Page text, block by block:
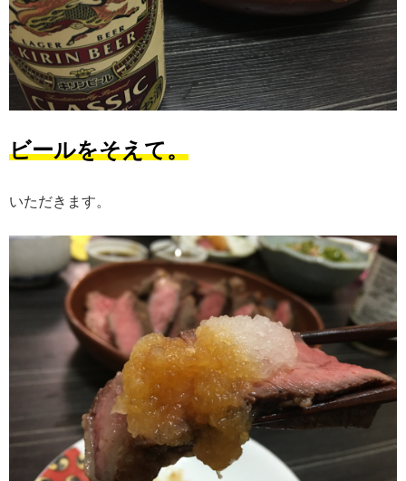
ビールをそえて。
いただきます。